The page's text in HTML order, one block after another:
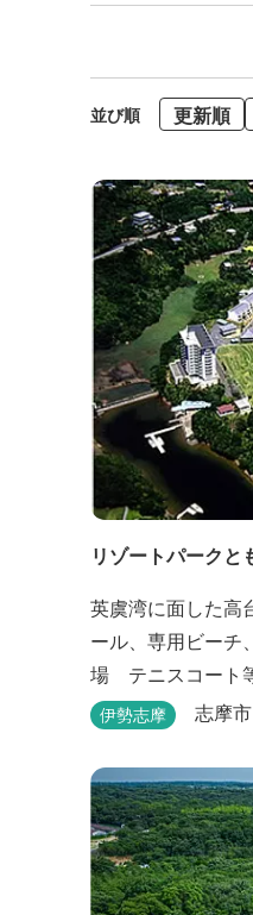
並び順 更新順
リゾートパークと
英虞湾に面した高
ール、専用ビーチ
場 テニスコート
サイクリングコー
酷鍋会席、松茸料
です。夏には野外
伊勢志摩 志摩市